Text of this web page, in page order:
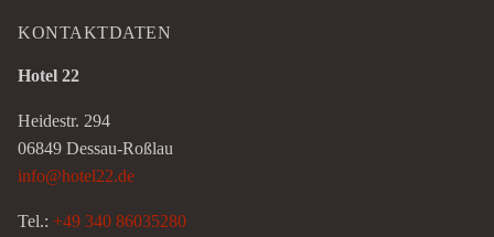
KONTAKTDATEN
Hotel 22
Heidestr. 294
06849 Dessau-Roßlau
info@hotel22.de
Tel.: +49 340 86035280